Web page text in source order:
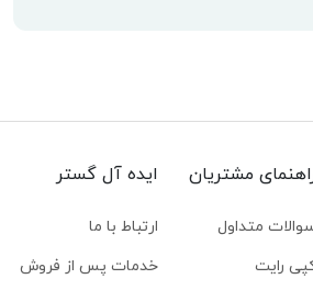
یک محصول کاربردی و روزمره را منتقل می‌کند.
سرعت برای وب‌گردی، تماشای ویدیو آنلاین،
آنلاین کاملا کافی است. همچنین پشتیبانی از
مشتریان
متداول
رایت
ایده آل گستر
ارتباط با ما
خدمات پس از فروش